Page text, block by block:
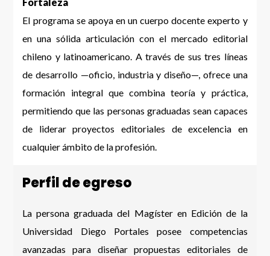
El programa se apoya en un cuerpo docente experto y
en una sólida articulación con el mercado editorial
chileno y latinoamericano. A través de sus tres líneas
de desarrollo —oficio, industria y diseño—, ofrece una
formación integral que combina teoría y práctica,
permitiendo que las personas graduadas sean capaces
de liderar proyectos editoriales de excelencia en
cualquier ámbito de la profesión.
Perfil de egreso
La persona graduada del Magíster en Edición de la
Universidad Diego Portales posee competencias
avanzadas para diseñar propuestas editoriales de